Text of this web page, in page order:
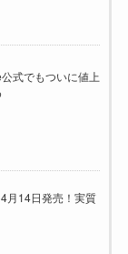
式でもついに値上
月14日発売！実質